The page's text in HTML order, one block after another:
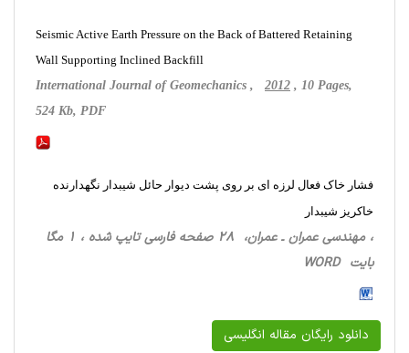
Seismic Active Earth Pressure on the Back of Battered Retaining
Wall Supporting Inclined Backfill
International Journal of Geomechanics , 2012 , 10 Pages,
524 Kb, PDF
فشار خاک فعال لرزه ای بر روی پشت دیوار حائل شیبدار نگهدارنده
خاکریز شیبدار
، مهندسی عمران ـ عمران، 28 صفحه فارسی تایپ شده ، 1 مگا
بایت WORD
دانلود رایگان مقاله انگلیسی